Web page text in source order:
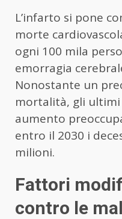
L’infarto si pone
morte
ogni 100 mila
emorragia
Nonostante un
mortalità, gli
aumento
entro il 2030 i
milioni.
Fattori
contro le